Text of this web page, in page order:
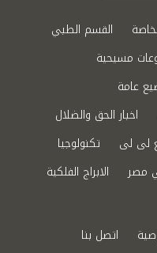
القسم الطبي
مسيحية
عامة
اخبار الحق والضلال
لى لى
تكنولوجيا
مصر
الابراج الفلكية
اتصل بنا